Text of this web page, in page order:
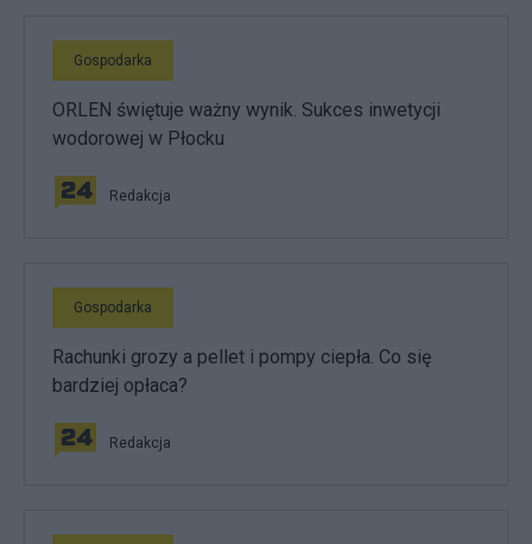
Gospodarka
ORLEN świętuje ważny wynik. Sukces inwetycji
wodorowej w Płocku
Redakcja
Gospodarka
Rachunki grozy a pellet i pompy ciepła. Co się
bardziej opłaca?
Redakcja